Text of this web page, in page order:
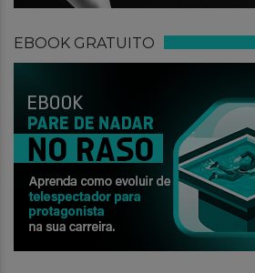
EBOOK GRATUITO